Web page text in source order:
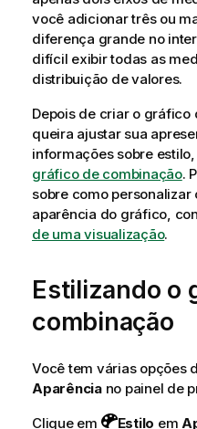
você adicionar três ou
diferença grande no
difícil exibir todas as
distribuição de valores.
Depois de criar o
queira ajustar sua
informações sobre
gráfico de combinação.
sobre como personalizar
aparência do gráfico,
de uma visualização.
Estilizando o
combinação
Você tem várias opções
Aparênciano painel de
Clique em
Estilo em